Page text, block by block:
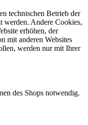
technischen Betrieb der
werden. Andere Cookies,
erhöhen, der
mit anderen Websites
werden nur mit Ihrer
des Shops notwendig.